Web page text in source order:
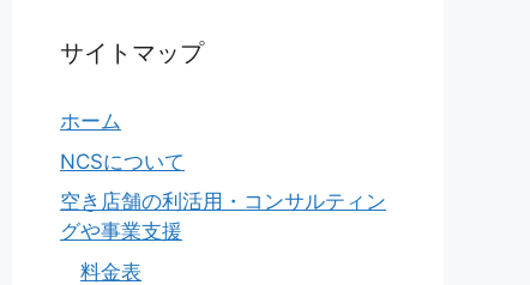
サイトマップ
ホーム
NCSについて
空き店舗の利活用・コンサルティン
グや事業支援
料金表